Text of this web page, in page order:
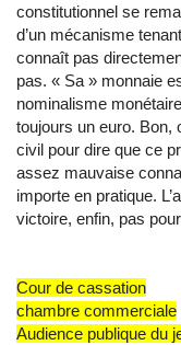
constitutionnel se
d’un mécanisme
connaît pas
pas. « Sa » monnaie
nominalisme
toujours un euro. Bon,
civil pour dire que ce
assez mauvaise
importe en pratique.
victoire, enfin, pas
Cour de cassation
chambre commerciale
Audience publique du